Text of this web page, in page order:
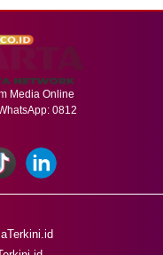
Media Online
0812